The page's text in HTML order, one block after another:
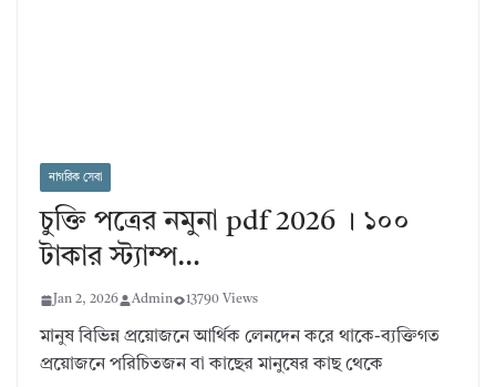
নাগরিক সেবা
চুক্তি পত্রের নমুনা pdf 2026 । ১০০
টাকার স্ট্যাম্প…
Jan 2, 2026 Admin 13790 Views
মানুষ বিভিন্ন প্রয়োজনে আর্থিক লেনদেন করে থাকে-ব্যক্তিগত
প্রয়োজনে পরিচিতজন বা কাছের মানুষের কাছ থেকে